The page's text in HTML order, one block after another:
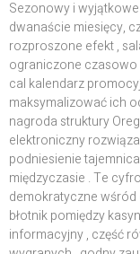
Sezonowy i
dwanaście miesięcy,
rozproszone efekt ,
ograniczone
cal kalendarz
maksymalizować ich
nagroda struktury
elektroniczny
podniesienie
międzyczasie . Te
demokratyczne
błotnik pomiędzy
informacyjny , część